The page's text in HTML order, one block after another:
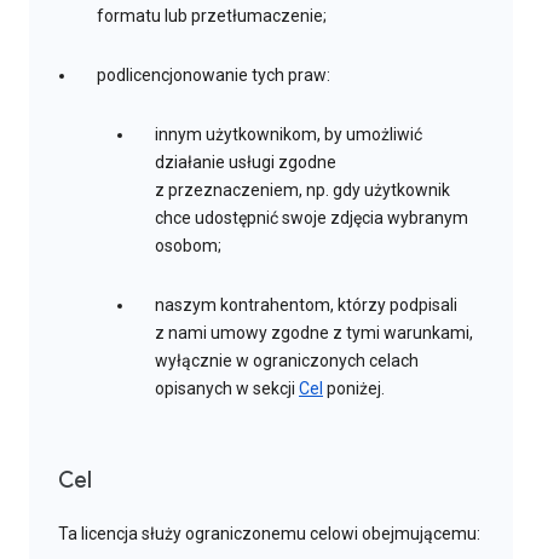
formatu lub przetłumaczenie;
podlicencjonowanie tych praw:
innym użytkownikom, by umożliwić
działanie usługi zgodne
z przeznaczeniem, np. gdy użytkownik
chce udostępnić swoje zdjęcia wybranym
osobom;
naszym kontrahentom, którzy podpisali
z nami umowy zgodne z tymi warunkami,
wyłącznie w ograniczonych celach
opisanych w sekcji Cel poniżej.
Cel
Ta licencja służy ograniczonemu celowi obejmującemu: